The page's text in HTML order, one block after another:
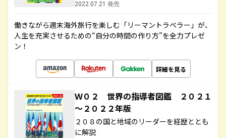
2022.07.21 発売
働きながら週末海外旅行を楽しむ「リーマントラベラー」が、
人生を充実させるための“自分の時間の作り方”を全力プレゼ
ン！
詳細を見る
Ｗ０２ 世界の指導者図鑑 ２０２１
～２０２２年版
２０８の国と地域のリーダーを経歴ととも
に解説